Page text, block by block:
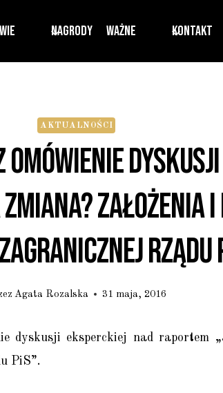
Nagrody Ważne Kontakt
AKTUALNOŚCI
Omówienie
Rządu
Agata Rozalska 31 maja, 2016
dyskusji eksperckiej nad raportem
PiS”.